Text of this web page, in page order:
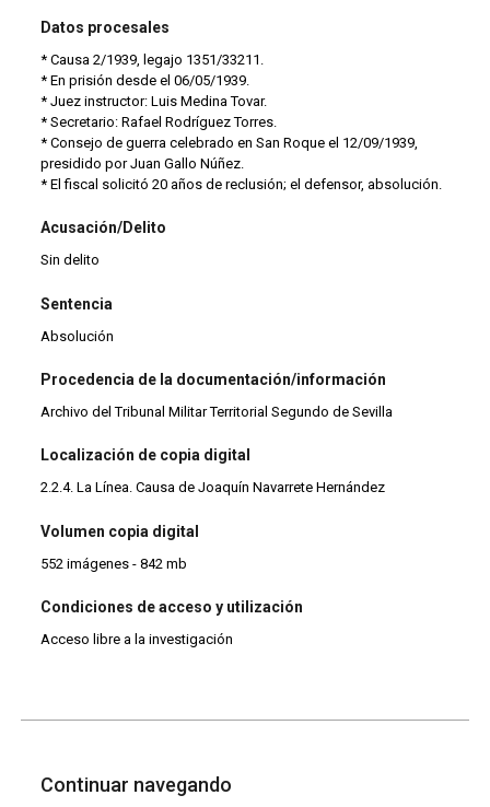
Datos procesales
* Causa 2/1939, legajo 1351/33211.
* En prisión desde el 06/05/1939.
* Juez instructor: Luis Medina Tovar.
* Secretario: Rafael Rodríguez Torres.
* Consejo de guerra celebrado en San Roque el 12/09/1939,
presidido por Juan Gallo Núñez.
* El fiscal solicitó 20 años de reclusión; el defensor, absolución.
Acusación/Delito
Sin delito
Sentencia
Absolución
Procedencia de la documentación/información
Archivo del Tribunal Militar Territorial Segundo de Sevilla
Localización de copia digital
2.2.4. La Línea. Causa de Joaquín Navarrete Hernández
Volumen copia digital
552 imágenes - 842 mb
Condiciones de acceso y utilización
Acceso libre a la investigación
Continuar navegando